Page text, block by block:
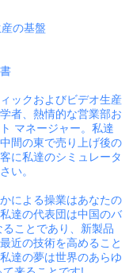
の基盤
ックおよびビデオ生産
者、熱情的な営業部お
マネージャー。私達
間の東で売り上げ後の
に私達のシミュレータ
い。
による操業はあなたの
達の代表団は中国のバ
ことであり、新製品
近の技術を高めること
達の夢は世界のあらゆ